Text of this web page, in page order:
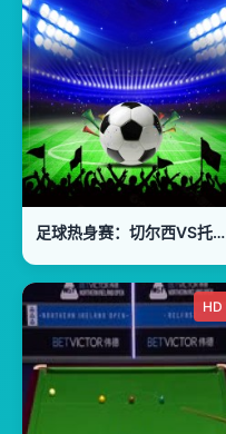
足球热身赛：切尔西VS托特纳姆热刺20260801
HD